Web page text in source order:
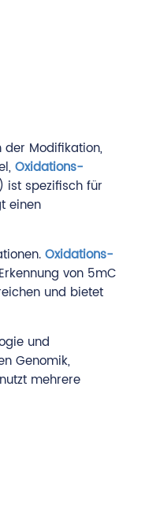
Modifikation,
Oxidations-
ist spezifisch für
einen
Oxidations-
von 5mC
und bietet
und
Genomik,
mehrere